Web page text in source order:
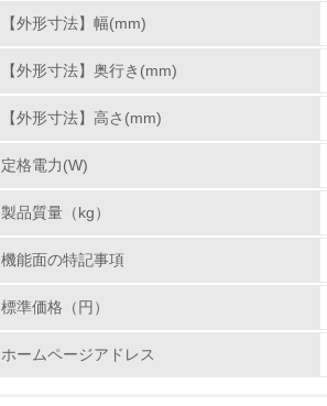
非該当（包装・物流を必要
15. <L1> 環境負荷ができるだ
16. <L2> 環境負荷ができるだ
【外形寸法】幅(mm)
【外形寸法】奥行き(mm)
【外形寸法】高さ(mm)
定格電力(W)
製品質量（kg）
機能面の特記事項
標準価格（円）
ホームページアドレス